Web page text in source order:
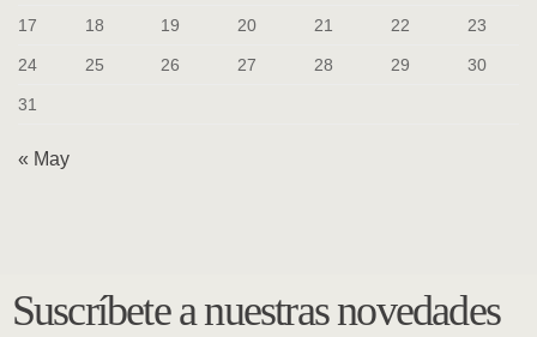
17 18 19 20 21 22 23
24 25 26 27 28 29 30
31
« May
Suscríbete a nuestras novedades